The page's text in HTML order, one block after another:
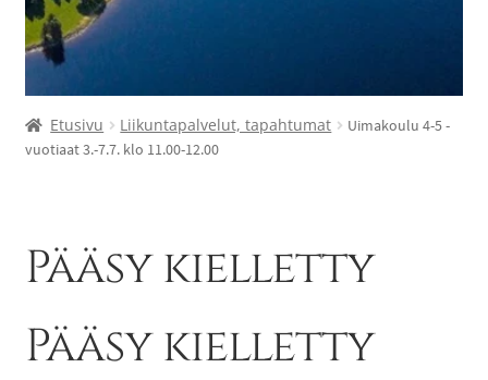
Etusivu Liikuntapalvelut, tapahtumat
Uimakoulu 4-5 -
vuotiaat 3.-7.7. klo 11.00-12.00
Pääsy kielletty
Pääsy kielletty